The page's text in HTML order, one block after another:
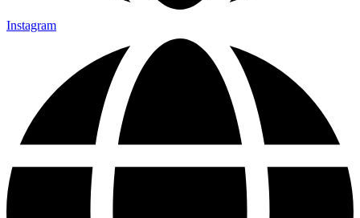
Instagram